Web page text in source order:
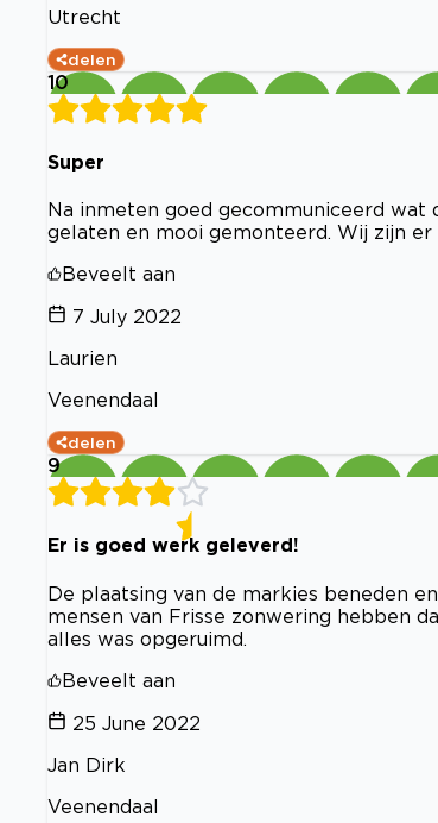
Utrecht
delen
10
Super
Na inmeten goed gecommuniceerd wat
gelaten en mooi gemonteerd. Wij zijn er
Beveelt aan
7 July 2022
Laurien
Veenendaal
delen
9
Er is goed werk geleverd!
De plaatsing van de markies beneden
mensen van Frisse zonwering hebben
alles was opgeruimd.
Beveelt aan
25 June 2022
Jan Dirk
Veenendaal